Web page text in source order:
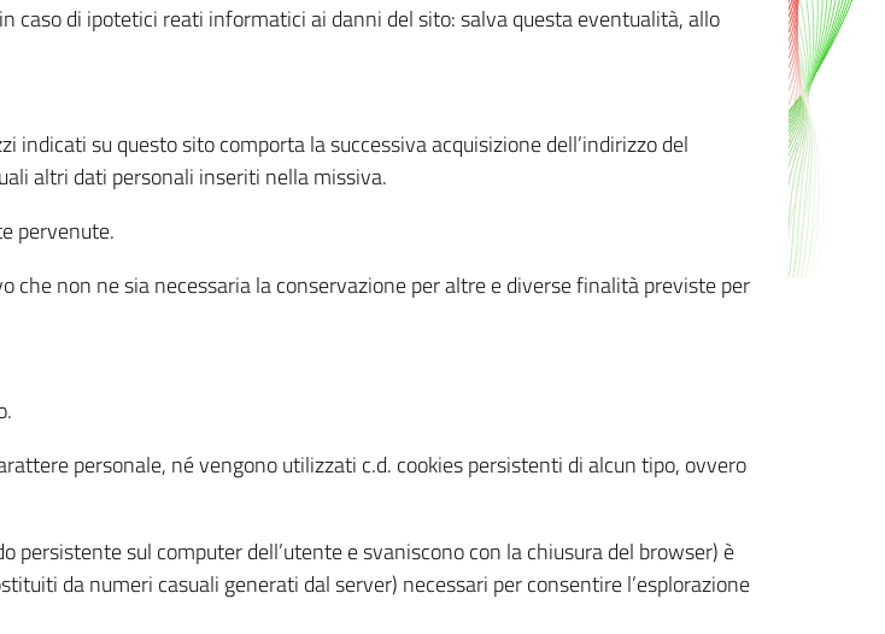
caso di ipotetici reati informatici ai danni del sito: salva questa eventualità, allo
su questo sito comporta la successiva acquisizione dell’indirizzo del
altri dati personali inseriti nella missiva.
pervenute.
non ne sia necessaria la conservazione per altre e diverse finalità previste per
personale, né vengono utilizzati c.d. cookies persistenti di alcun tipo, ovvero
persistente sul computer dell’utente e svaniscono con la chiusura del browser) è
da numeri casuali generati dal server) necessari per consentire l’esplorazione